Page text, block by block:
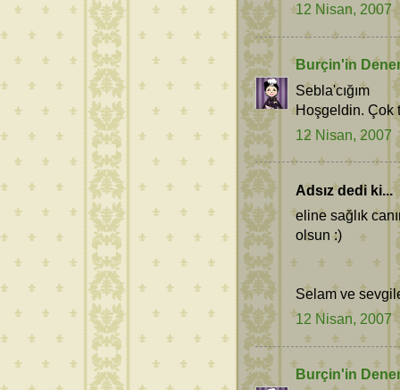
12 Nisan, 2007
Burçin'in
Sebla'cığım
Hoşgeldin. Çok
12 Nisan, 2007
Adsız dedi ki...
eline sağlık
olsun :)
Selam ve
12 Nisan, 2007
Burçin'in